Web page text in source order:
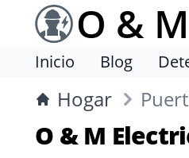
O &
Inicio Blog
Hogar
O & M